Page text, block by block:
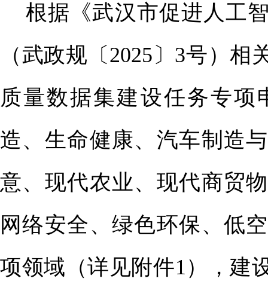
根据《武汉市促进人工
（武政规〔 2025 〕 3号）相
质量数据集建设任务专项
造、生命健康、汽车制造
意、现代农业、现代商贸
网络安全、绿色环保、低
项领域（详见附件1），建